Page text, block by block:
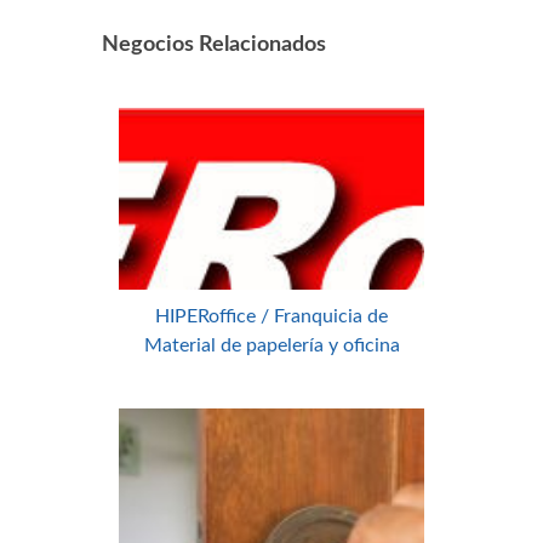
Negocios Relacionados
HIPERoffice / Franquicia de
Material de papelería y oficina